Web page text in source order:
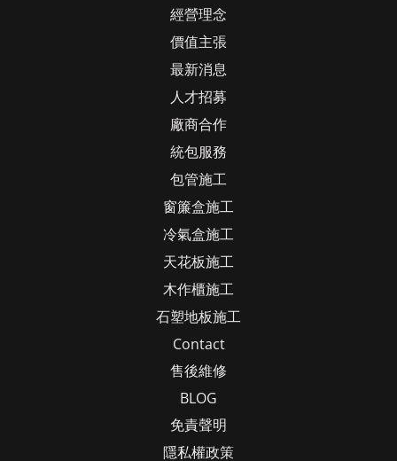
經營理念
價值主張
最新消息
人才招募
廠商合作
統包服務
包管施工
窗簾盒施工
冷氣盒施工
天花板施工
木作櫃施工
石塑地板施工
Contact
售後維修
BLOG
免責聲明
隱私權政策